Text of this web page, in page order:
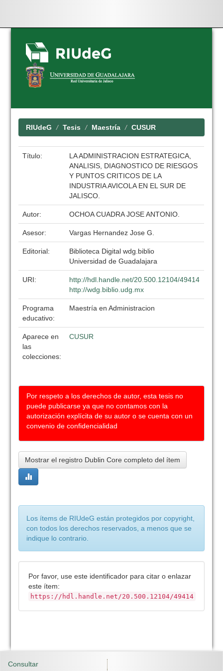
Skip
navigation
RIUdeG Tesis Maestría CUSUR
Título:
LA ADMINISTRACION ESTRATEGICA,
ANALISIS, DIAGNOSTICO DE RIESGOS
Y PUNTOS CRITICOS DE LA
INDUSTRIA AVICOLA EN EL SUR DE
JALISCO.
Autor: OCHOA CUADRA JOSE ANTONIO.
Asesor: Vargas Hernandez Jose G.
Editorial:
Biblioteca Digital wdg.biblio
Universidad de Guadalajara
URI:
http://hdl.handle.net/20.500.12104/49414
http://wdg.biblio.udg.mx
Programa
educativo:
Maestría en Administracion
Aparece en
las
colecciones:
CUSUR
Por respeto a los derechos de autor, esta tesis no
puede publicarse ya que no contamos con la
autorización explícita de su autor o se cuenta con un
convenio de confidencialidad
Mostrar el registro Dublin Core completo del ítem
Los ítems de RIUdeG están protegidos por copyright,
con todos los derechos reservados, a menos que se
indique lo contrario.
Por favor, use este identificador para citar o enlazar
este ítem:
https://hdl.handle.net/20.500.12104/49414
Consultar